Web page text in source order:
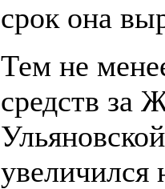
срок она
Тем не
средств за
увеличился